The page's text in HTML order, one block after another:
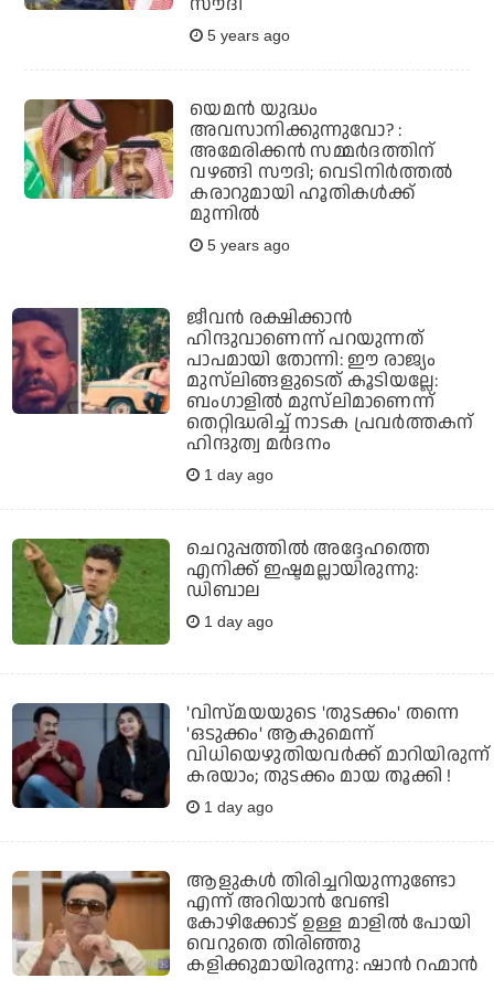
5 years ago
യെമന്‍ യുദ്ധം
അവസാനിക്കുന്നുവോ? :
അമേരിക്കന്‍ സമ്മര്‍ദത്തിന്
വഴങ്ങി സൗദി; വെടിനിര്‍ത്തല്‍
കരാറുമായി ഹൂതികള്‍ക്ക്
മുന്നില്‍
5 years ago
ജീവന്‍ രക്ഷിക്കാന്‍
ഹിന്ദുവാണെന്ന് പറയുന്നത്
പാപമായി തോന്നി: ഈ രാജ്യം
മുസ്‌ലിങ്ങളുടെത് കൂടിയല്ലേ:
ബംഗാളില്‍ മുസ്‌ലിമാണെന്ന്
തെറ്റിദ്ധരിച്ച് നാടക പ്രവര്‍ത്തകന്
ഹിന്ദുത്വ മര്‍ദനം
1 day ago
ചെറുപ്പത്തില്‍ അദ്ദേഹത്തെ
എനിക്ക് ഇഷ്ടമല്ലായിരുന്നു:
ഡിബാല
1 day ago
'വിസ്മയയുടെ 'തുടക്കം' തന്നെ
'ഒടുക്കം' ആകുമെന്ന്
വിധിയെഴുതിയവര്‍ക്ക് മാറിയിരുന്ന്
കരയാം; തുടക്കം മായ തൂക്കി !
1 day ago
ആളുകൾ തിരിച്ചറിയുന്നുണ്ടോ
എന്ന് അറിയാൻ വേണ്ടി
കോഴിക്കോട് ഉള്ള മാളിൽ പോയി
വെറുതെ തിരിഞ്ഞു
കളിക്കുമായിരുന്നു: ഷാൻ റഹ്മാൻ